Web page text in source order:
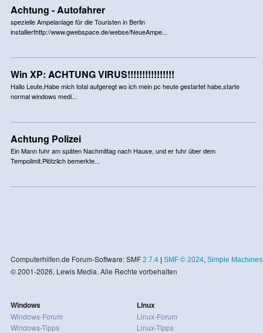
Achtung - Autofahrer
spezielle Ampelanlage für die Touristen in Berlin
installierthttp://www.gwebspace.de/webse/NeueAmpe...
Win XP: ACHTUNG VIRUS!!!!!!!!!!!!!!!!
Hallo Leute,Habe mich total aufgeregt wo ich mein pc heute gestartet habe,starte
normal windows medi...
Achtung Polizei
Ein Mann fuhr am späten Nachmittag nach Hause, und er fuhr über dem
Tempolimit.Plötzlich bemerkte...
Computerhilfen.de Forum-Software: SMF 2.7.4| SMF © 2024, Simple Machines
© 2001-2026, Lewis Media. Alle Rechte vorbehalten
Windows
Windows-Forum
Windows-Tipps
Linux
Linux-Forum
Linux-Tipps